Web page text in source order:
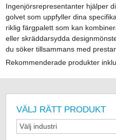
Ingenjörsrepresentanter hjälper
golvet som uppfyller dina
riklig färgpalett som kan
eller skräddarsydda
du söker tillsammans med
Rekommenderade produkter
VÄLJ RÄTT PRODUKT
Välj industri